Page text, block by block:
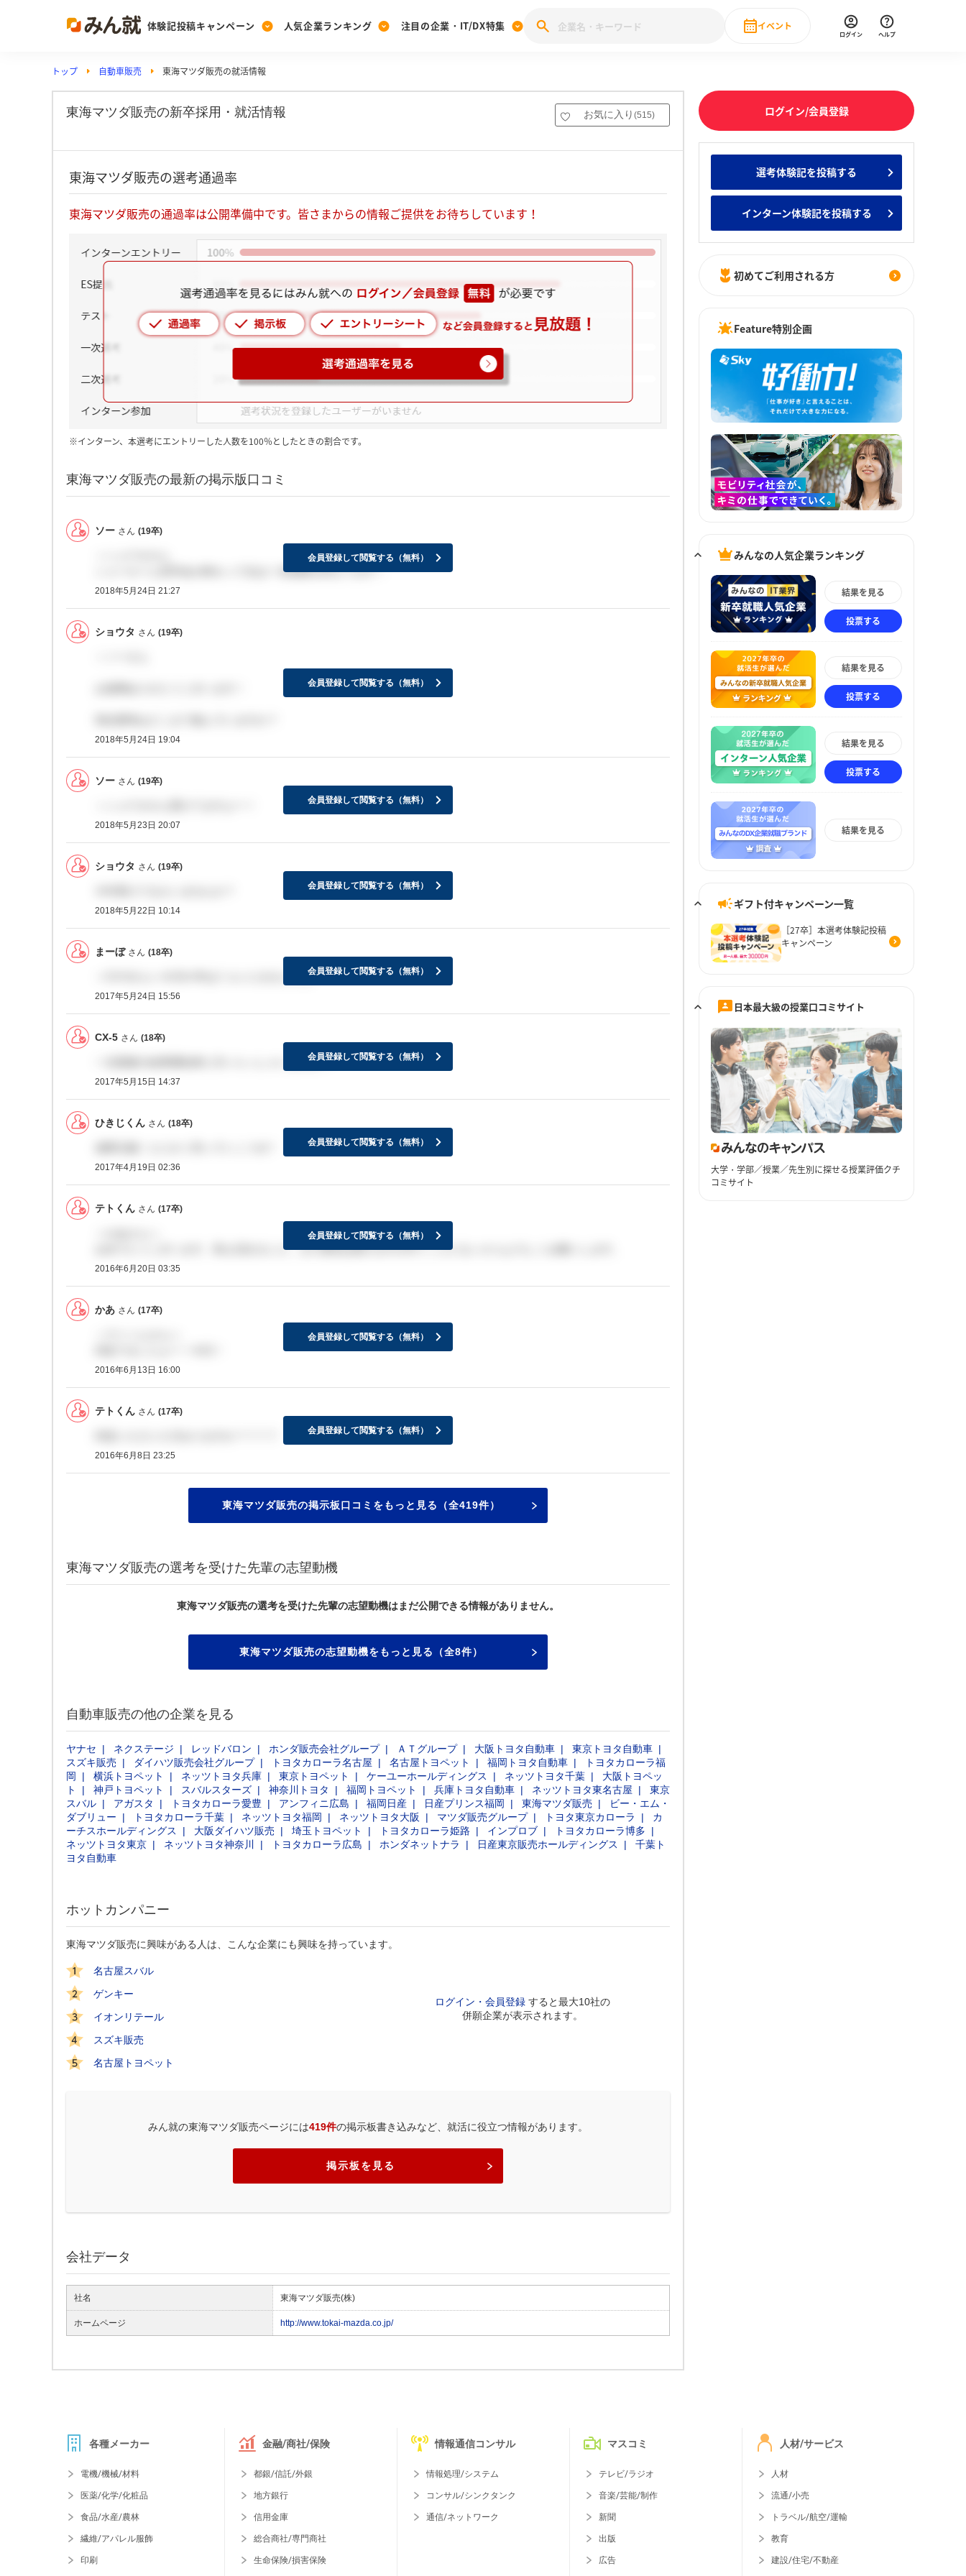
体験記投稿キャンペーン
Post
投稿する
[27卒] 本選考体験記投稿キャンペーン
人気企業ランキング
Ranking
ランキングを見る
投票する
みんなの新卒就職人気企業ランキング みんなのインターン人気企業ランキ
注目の企業・IT/DX特集
PickUp
注目の企業特集
28卒 IT・DX企業特集 27卒 IT・DX企業特集 28卒 IT・DX現場社員インタビュー
動画で知ろう！業界・企業研究
イベント
直近のイベント一覧
ログイン ヘルプ
トップ 自動車販売 東海マツダ販売の就活情報
東海マツダ販売の新卒採用・就活情報 お気に入り (515)
東海マツダ販売の選考通過率
東海マツダ販売の通過率は公開準備中です。皆さまからの情報ご提供をお待ちしています！
※インターン、本選考にエントリーした人数を100％としたときの割合です。
東海マツダ販売の最新の掲示版口コミ
ソー さん (19卒)
ショールーム見学会が終わって次は一次面接を控えてます！
2018年5月24日 21:27
会員登録して閲覧する（無料）
ショウタ さん (19卒)
2018年5月24日 19:04
会員登録して閲覧する（無料）
ソー さん (19卒)
2018年5月23日 20:07
会員登録して閲覧する（無料）
ショウタ さん (19卒)
2018年5月22日 10:14
会員登録して閲覧する（無料）
まーぼ さん (18卒)
＞CX-5さんへ今月の半ばくらいにきましたよ
2017年5月24日 15:56
会員登録して閲覧する（無料）
CX-5 さん (18卒)
一次面接の結果通知来た方いらっしゃいますか？
2017年5月15日 14:37
会員登録して閲覧する（無料）
ひきじくん さん (18卒)
2017年4月19日 02:36
会員登録して閲覧する（無料）
テトくん さん (17卒)
おめでとうございます。私も頂きました。まだ就活は続けますが行くことになったらよろしくお願いします。
2016年6月20日 03:35
会員登録して閲覧する（無料）
かあ さん (17卒)
2016年6月13日 16:00
会員登録して閲覧する（無料）
テトくん さん (17卒)
2016年6月8日 23:25
会員登録して閲覧する（無料）
東海マツダ販売の掲示板口コミをもっと見る（全419件）
東海マツダ販売の選考を受けた先輩の志望動機
東海マツダ販売の選考を受けた先輩の志望動機はまだ公開できる情報がありません。
東海マツダ販売の志望動機をもっと見る（全8件）
自動車販売の他の企業を見る
ヤナセ ネクステージ レッドバロン ホンダ販売会社グループ ＡＴグループ 大阪トヨタ自動車
東京トヨタ自動車
スズキ販売
ダイハツ販売会社グループ トヨタカローラ名古屋 名古屋トヨペット 福岡トヨタ自動車
トヨタカローラ福
岡
横浜トヨペット ネッツトヨタ兵庫 東京トヨペット ケーユーホールディングス ネッツトヨタ千葉
大阪トヨペッ
ト
神戸トヨペット スバルスターズ 神奈川トヨタ 福岡トヨペット 兵庫トヨタ自動車 ネッツトヨタ東名古屋
東京
スバル
アガスタ トヨタカローラ愛豊 アンフィニ広島 福岡日産 日産プリンス福岡 東海マツダ販売
ビー・エム・
ダブリュー
トヨタカローラ千葉 ネッツトヨタ福岡 ネッツトヨタ大阪 マツダ販売グループ トヨタ東京カローラ
カ
ーチスホールディングス
大阪ダイハツ販売 埼玉トヨペット トヨタカローラ姫路 インプロブ
トヨタカローラ博多
ネッツトヨタ東京
ネッツトヨタ神奈川 トヨタカローラ広島 ホンダネットナラ 日産東京販売ホールディングス
千葉ト
ヨタ自動車
ホットカンパニー
東海マツダ販売に興味がある人は、こんな企業にも興味を持っています。
名古屋スバル
ゲンキー
イオンリテール
スズキ販売
名古屋トヨペット
ログイン・会員登録 すると最大10社の
併願企業が表示されます。
みん就の東海マツダ販売ページには419件の掲示板書き込みなど、就活に役立つ情報があります。
掲示板を見る
会社データ
社名 東海マツダ販売(株)
ホームページ http://www.tokai-mazda.co.jp/
ログイン/会員登録
選考体験記を投稿する
インターン体験記を投稿する
初めてご利用される方
Feature特別企画
みんなの人気企業ランキング
結果を見る
投票する
結果を見る
投票する
結果を見る
投票する
結果を見る
ギフト付キャンペーン一覧
［27卒］本選考体験記投稿
キャンペーン
日本最大級の授業口コミサイト
大学・学部／授業／先生別に探せる授業評価クチ
コミサイト
各種メーカー
電機/機械/材料
医薬/化学/化粧品
食品/水産/農林
繊維/アパレル服飾
印刷
金融/商社/保険
都銀/信託/外銀
地方銀行
信用金庫
総合商社/専門商社
生命保険/損害保険
情報通信コンサル
情報処理/システム
コンサル/シンクタンク
通信/ネットワーク
マスコミ
テレビ/ラジオ
音楽/芸能/制作
新聞
出版
広告
人材/サービス
人材
流通/小売
トラベル/航空/運輸
教育
建設/住宅/不動産